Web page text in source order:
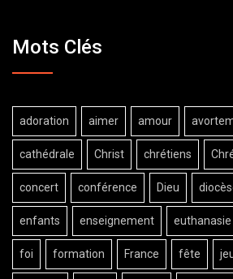
Mots Clés
adoration aimer amour
cathédrale Christ chrétiens
concert conférence Dieu
enfants enseignement euthanasie
foi formation France fête